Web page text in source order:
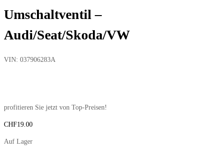
Umschaltventil –
Audi/Seat/Skoda/VW
VIN: 037906283A
profitieren Sie jetzt von Top-Preisen!
CHF19.00
Auf Lager